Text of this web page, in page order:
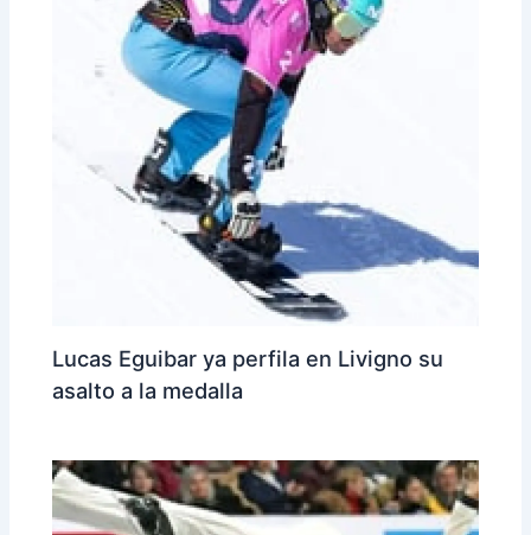
Lucas Eguibar ya perfila en Livigno su
asalto a la medalla